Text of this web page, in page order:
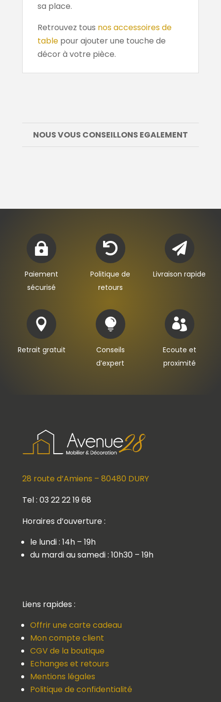
sa place.
Retrouvez tous nos accessoires de
tablepour ajouter une touche de
décor à votre pièce.
NOUS VOUS CONSEILLONS EGALEMENT

Paiement
sécurisé

Politique de
retours

Livraison rapide

Retrait gratuit

Conseils
d’expert

Ecoute et
proximité
28 route d’Amiens – 80480 DURY
Tel : 03 22 22 19 68
Horaires d’ouverture :
le lundi : 14h – 19h
du mardi au samedi : 10h30 – 19h
Liens rapides :
Offrir une carte cadeau
Mon compte client
CGV de la boutique
Echanges et retours
Mentions légales
Politique de confidentialité